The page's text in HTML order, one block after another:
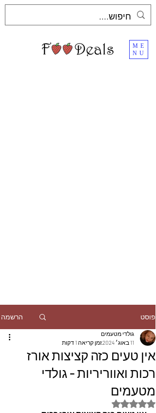
ME
NU
פוסט הרשמה
אין טעים כזה קציצות אורז
רכות ואווריריות - גולדי
מטעמים
גולדי מטעמים
11 באוג׳ 2024
זמן קריאה 1 דקות
דירוג של NaN מתוך 5 כוכבים